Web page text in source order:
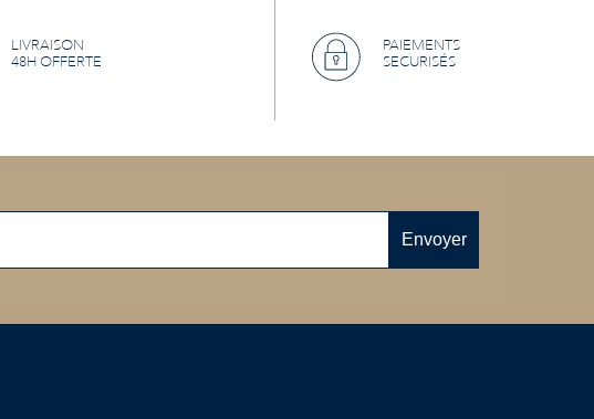
LIVRAISON
48H OFFERTE
PAIEMENTS
SECURISÉS
Envoyer